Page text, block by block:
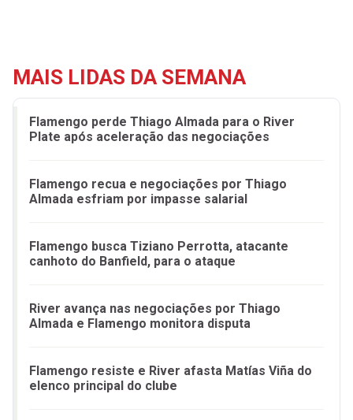
MAIS LIDAS DA SEMANA
Flamengo perde Thiago Almada para o River
Plate após aceleração das negociações
Flamengo recua e negociações por Thiago
Almada esfriam por impasse salarial
Flamengo busca Tiziano Perrotta, atacante
canhoto do Banfield, para o ataque
River avança nas negociações por Thiago
Almada e Flamengo monitora disputa
Flamengo resiste e River afasta Matías Viña do
elenco principal do clube